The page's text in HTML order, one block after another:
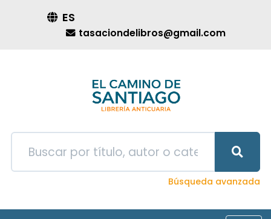
ES
tasaciondelibros@gmail.com
Búsqueda avanzada